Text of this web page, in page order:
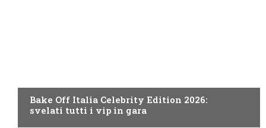
Bake Off Italia Celebrity Edition 2026:
svelati tutti i vip in gara